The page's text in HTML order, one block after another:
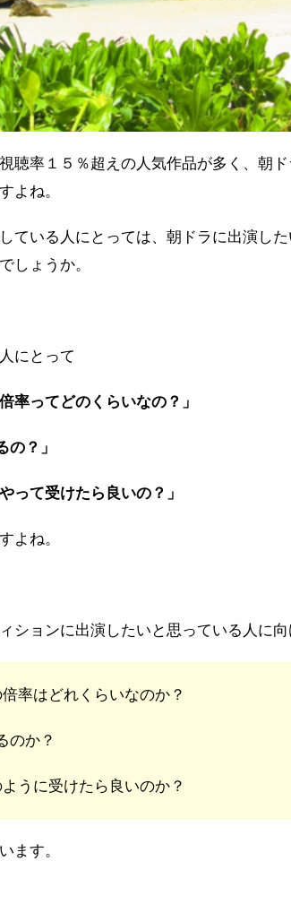
聴率１５％超えの人気作品が多く、朝
よね。
ている人にとっては、朝ドラに出演し
しょうか。
にとって
率ってどのくらいなの？」
？」
って受けたら良いの？」
よね。
ションに出演したいと思っている人に向
率はどれくらいなのか？
のか？
うに受けたら良いのか？
ます。